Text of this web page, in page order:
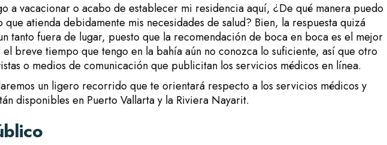
a vacacionar o acabo de establecer mi residencia aquí, ¿De qué manera puedo
que atienda debidamente mis necesidades de salud? Bien, la respuesta quizá
tanto fuera de lugar, puesto que la recomendación de boca en boca es el mejor
breve tiempo que tengo en la bahía aún no conozca lo suficiente, así que otro
o medios de comunicación que publicitan los servicios médicos en línea.
un ligero recorrido que te orientará respecto a los servicios médicos y
disponibles en Puerto Vallarta y la Riviera Nayarit.